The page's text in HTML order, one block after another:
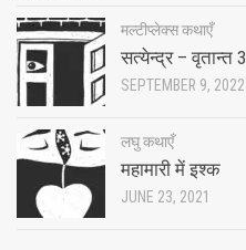
मल्टीप्लेक्स कथाएँ
सत्येन्द्र – वृतान्त 3
SEPTEMBER 9, 2022
लघु कथाएँ
महामारी में इश्क
JUNE 23, 2021